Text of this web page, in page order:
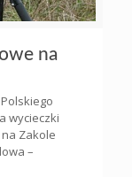
na
wycieczki
Zakole
–